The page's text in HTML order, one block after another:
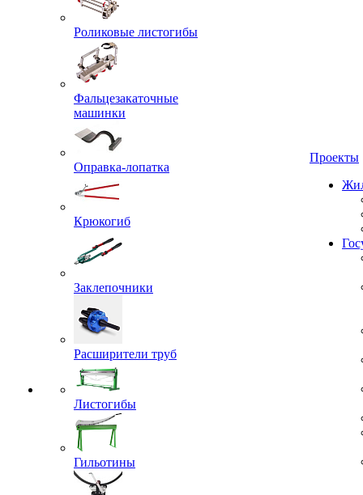
Роликовые листогибы
Фальцезакаточные
машинки
Оправка-лопатка
Крюкогиб
Заклепочники
Расширители труб
Листогибы
Гильотины
Проекты